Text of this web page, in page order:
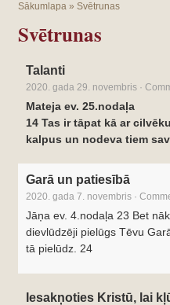
Sākumlapa» Svētrunas
Svētrunas
Talanti
2020. gada 29. novembris ·
Mateja ev. 25.nodaļa
14 Tas ir tāpat kā ar
kalpus un nodeva tiem
Garā un patiesībā
2020. gada 7. novembris ·
Jāņa ev. 4.nodaļa 23 Bet
dievlūdzēji pielūgs Tēvu
tā pielūdz. 24
Iesakņoties Kristū, lai